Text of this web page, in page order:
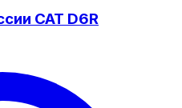
CAT D6R